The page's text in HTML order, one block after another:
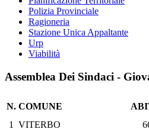
Polizia Provinciale
Ragioneria
Stazione Unica Appaltante
Urp
Viabilità
Assemblea Dei Sindaci -
N. COMUNE
1
VITERBO